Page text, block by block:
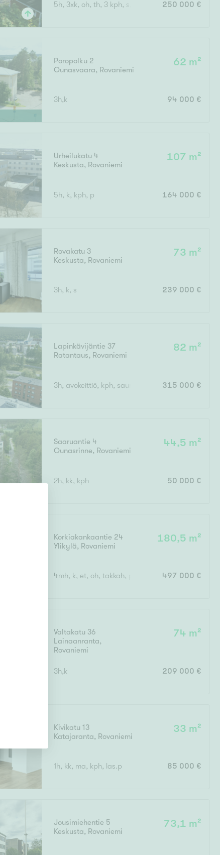
5h, 3xk, oh, th, 3 kph, s, wc, 3x vh250 000 €
Poropolku 2
Ounasvaara, Rovaniemi
62 m²
3h,k 94 000 €
Urheilukatu 4
Keskusta, Rovaniemi
107 m²
5h, k, kph, p 164 000 €
Rovakatu 3
Keskusta, Rovaniemi
73 m²
3h, k, s 239 000 €
Lapinkävijäntie 37
Ratantaus, Rovaniemi
82 m²
3h, avokeittiö, kph, sauna, erill. wc, lasitettu
315 000 €
Saaruantie 4
Ounasrinne, Rovaniemi
44,5 m²
2h, kk, kph 50 000 €
Korkiakankaantie 24
Ylikylä, Rovaniemi
180,5 m²
4mh, k, et, oh, takkah, pukuh, khh, kph, s, 3x erill.
497 000 €
Valtakatu 36
Lainaanranta,
Rovaniemi
74 m²
3h,k 209 000 €
Kivikatu 13
Katajaranta, Rovaniemi
33 m²
1h, kk, ma, kph, las.p 85 000 €
Jousimiehentie 5
Keskusta, Rovaniemi
73,1 m²